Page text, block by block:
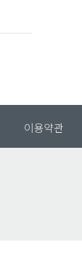
이용약관